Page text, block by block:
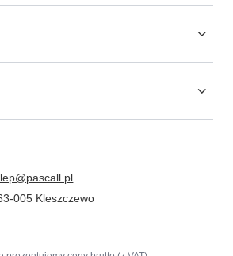
005 Kleszczewo